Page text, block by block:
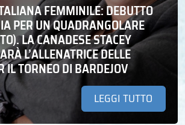
FEMMINILE: DEBUTTO
PER UN QUADRANGOLARE
LA CANADESE STACEY
L’ALLENATRICE DELLE
IL TORNEO DI BARDEJOV
LEGGI TUTTO